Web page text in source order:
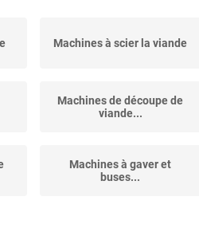
Machines à scier la viande
Machines de découpe de
viande...
Machines à gaver et
buses...